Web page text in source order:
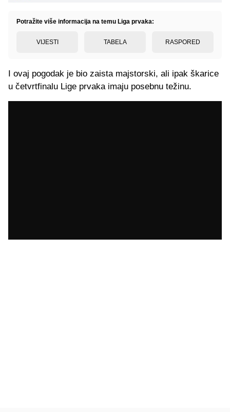
Potražite više informacija na temu Liga prvaka:
VIJESTI TABELA RASPORED
I ovaj pogodak je bio zaista majstorski, ali ipak škarice
u četvrtfinalu Lige prvaka imaju posebnu težinu.